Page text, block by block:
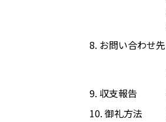
8. お問い合わせ先
9. 収支報告
10. 御礼方法